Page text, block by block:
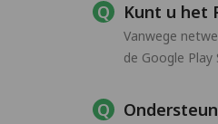
Kunt u het
Vanwege
de Google